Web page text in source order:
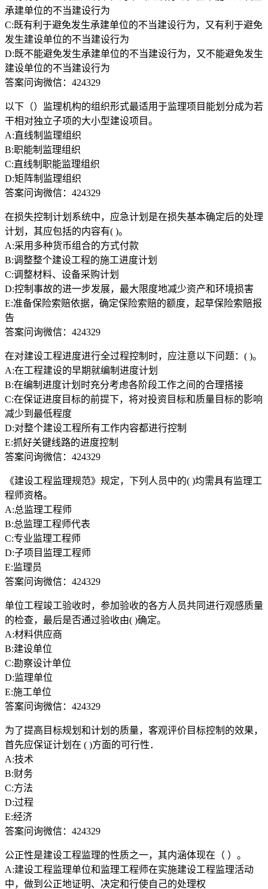
承建单位的不当建设行为
C:既有利于避免发生承建单位的不当建设行为，又有利于避免
发生建设单位的不当建设行为
D:既不能避免发生承建单位的不当建设行为，又不能避免发生
建设单位的不当建设行为
答案问询微信：424329
以下（）监理机构的组织形式最适用于监理项目能划分成为若
干相对独立子项的大小型建设项目。
A:直线制监理组织
B:职能制监理组织
C:直线制职能监理组织
D:矩阵制监理组织
答案问询微信：424329
在损失控制计划系统中，应急计划是在损失基本确定后的处理
计划，其应包括的内容有( )。
A:采用多种货币组合的方式付款
B:调整整个建设工程的施工进度计划
C:调整材料、设备采购计划
D:控制事故的进一步发展，最大限度地减少资产和环境损害
E:准备保险索赔依据，确定保险索赔的额度，起草保险索赔报
告
答案问询微信：424329
在对建设工程进度进行全过程控制时，应注意以下问题：( )。
A:在工程建设的早期就编制进度计划
B:在编制进度计划时充分考虑各阶段工作之间的合理搭接
C:在保证进度目标的前提下，将对投资目标和质量目标的影响
减少到最低程度
D:对整个建设工程所有工作内容都进行控制
E:抓好关键线路的进度控制
答案问询微信：424329
《建设工程监理规范》规定，下列人员中的( )均需具有监理工
程师资格。
A:总监理工程师
B:总监理工程师代表
C:专业监理工程师
D:子项目监理工程师
E:监理员
答案问询微信：424329
单位工程竣工验收时，参加验收的各方人员共同进行观感质量
的检查，最后是否通过验收由( )确定。
A:材料供应商
B:建设单位
C:勘察设计单位
D:监理单位
E:施工单位
答案问询微信：424329
为了提高目标规划和计划的质量，客观评价目标控制的效果，
首先应保证计划在 ( )方面的可行性．
A:技术
B:财务
C:方法
D:过程
E:经济
答案问询微信：424329
公正性是建设工程监理的性质之一，其内涵体现在（ ）。
A:建设工程监理单位和监理工程师在实施建设工程监理活动
中，做到公正地证明、决定和行使自己的处理权